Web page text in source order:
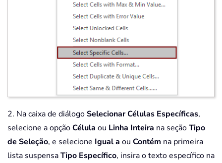
2. Na caixa de diálogoSelecionar Células Específicas,
selecione a opçãoCélula ou Linha Inteira na seçãoTipo
de Seleção, e selecione Igual a ou Contém na primeira
lista suspensaTipo Específico, insira o texto específico na